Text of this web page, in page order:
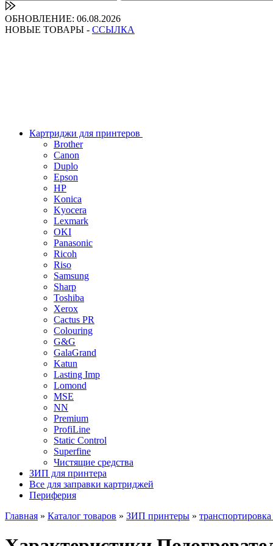
ОБНОВЛЕНИЕ: 06.08.2026
НОВЫЕ ТОВАРЫ - ССЫЛКА
Картриджи для принтеров
Brother
Canon
Duplo
Epson
HP
Konica
Kyocera
Lexmark
OKI
Panasonic
Ricoh
Riso
Samsung
Sharp
Toshiba
Xerox
Cactus PR
Colouring
G&G
GalaGrand
Katun
Lasting Imp
Lomond
MSE
NN
Premium
ProfiLine
Static Control
Superfine
Чистящие средства
ЗИП для принтера
Все для заправки картриджей
Периферия
Главная » Каталог товаров » ЗИП принтеры »